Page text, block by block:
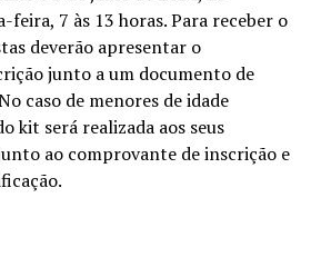
feira, 7 às 13 horas. Para receber o
deverão apresentar o
junto a um documento de
caso de menores de idade
kit será realizada aos seus
ao comprovante de inscrição e